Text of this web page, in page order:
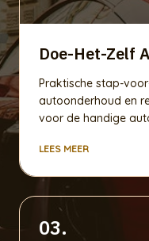
Doe-Het-Zelf
Praktische stap-
autoonderhoud en
voor de handige
LEES MEER
03.